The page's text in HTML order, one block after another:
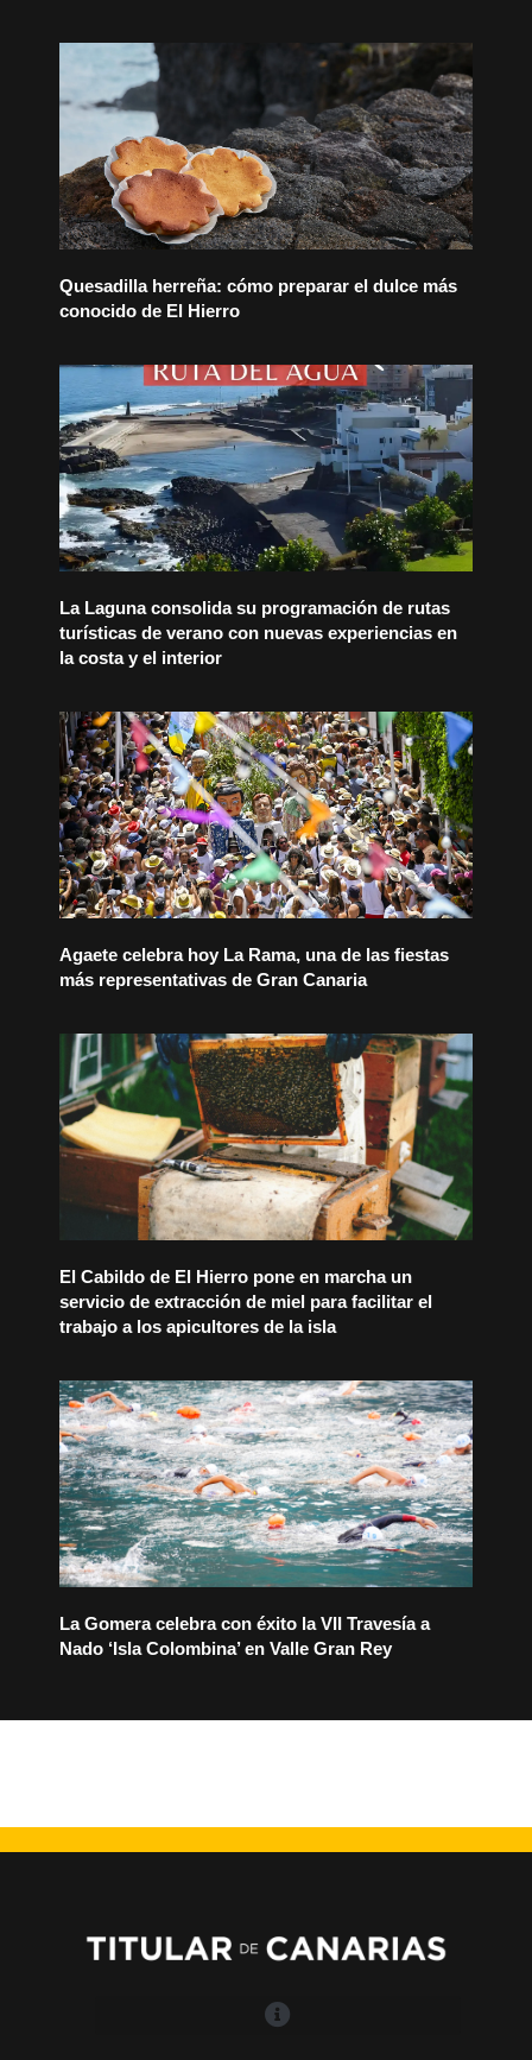
Quesadilla herreña: cómo preparar el dulce más
conocido de El Hierro
La Laguna consolida su programación de rutas
turísticas de verano con nuevas experiencias en
la costa y el interior
Agaete celebra hoy La Rama, una de las fiestas
más representativas de Gran Canaria
El Cabildo de El Hierro pone en marcha un
servicio de extracción de miel para facilitar el
trabajo a los apicultores de la isla
La Gomera celebra con éxito la VII Travesía a
Nado ‘Isla Colombina’ en Valle Gran Rey